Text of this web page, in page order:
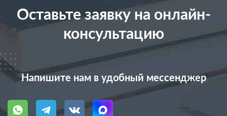
Оставьте заявку на онлайн-
консультацию
Напишите нам в удобный мессенджер